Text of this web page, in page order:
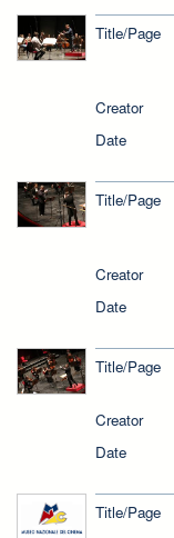
Title/Page
Creator
Date
Title/Page
Creator
Date
Title/Page
Creator
Date
Title/Page